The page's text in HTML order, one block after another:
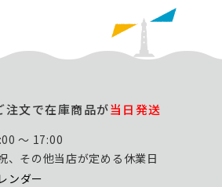
注文で在庫商品が当日発送
～ 17:00
、その他当店が定める休業日
ンダー